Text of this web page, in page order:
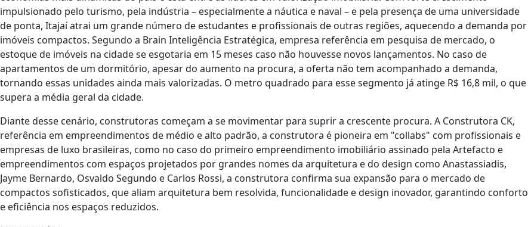
impulsionado pelo turismo, pela indústria – especialmente a náutica e naval – e pela presença de uma universidade
de ponta, Itajaí atrai um grande número de estudantes e profissionais de outras regiões, aquecendo a demanda por
imóveis compactos. Segundo a Brain Inteligência Estratégica, empresa referência em pesquisa de mercado, o
estoque de imóveis na cidade se esgotaria em 15 meses caso não houvesse novos lançamentos. No caso de
apartamentos de um dormitório, apesar do aumento na procura, a oferta não tem acompanhado a demanda,
tornando essas unidades ainda mais valorizadas. O metro quadrado para esse segmento já atinge R$ 16,8 mil, o que
supera a média geral da cidade.
Diante desse cenário, construtoras começam a se movimentar para suprir a crescente procura. A Construtora CK,
referência em empreendimentos de médio e alto padrão, a construtora é pioneira em "collabs" com profissionais e
empresas de luxo brasileiras, como no caso do primeiro empreendimento imobiliário assinado pela Artefacto e
empreendimentos com espaços projetados por grandes nomes da arquitetura e do design como Anastassiadis,
Jayme Bernardo, Osvaldo Segundo e Carlos Rossi, a construtora confirma sua expansão para o mercado de
compactos sofisticados, que aliam arquitetura bem resolvida, funcionalidade e design inovador, garantindo conforto
e eficiência nos espaços reduzidos.